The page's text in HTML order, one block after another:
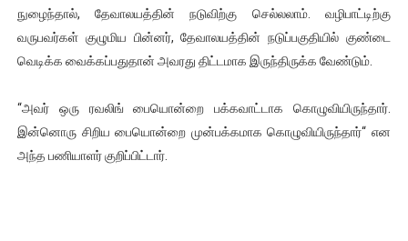
நுழைந்தால், தேவாலயத்தின் நடுவிற்கு செல்லலாம். வழிபாட்டிற்கு
வருபவர்கள் குழுமிய பின்னர், தேவாலயத்தின் நடுப்பகுதியில் குண்டை
வெடிக்க வைக்கப்பதுதான் அவரது திட்டமாக இருந்திருக்க வேண்டும்.
“அவர் ஒரு ரவலிங் பையொன்றை பக்கவாட்டாக கொழுவியிருந்தார்.
இன்னொரு சிறிய பையொன்றை முன்பக்கமாக கொழுவியிருந்தார்“ என
அந்த பணியாளர் குறிப்பிட்டார்.